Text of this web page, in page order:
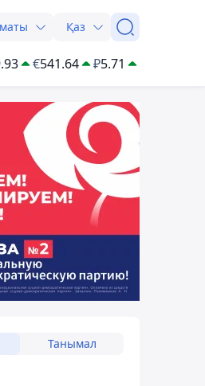
Қаз
€541.64 ₽5.71
Танымал